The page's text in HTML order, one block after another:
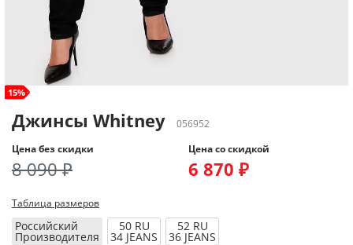
size+
15%
Джинсы Whitney
056952
Цена без скидки
8 090 ₽
Цена со скидкой
6 870 ₽
Таблица размеров
Российский
Производителя
50 RU
34 JEANS
52 RU
36 JEANS